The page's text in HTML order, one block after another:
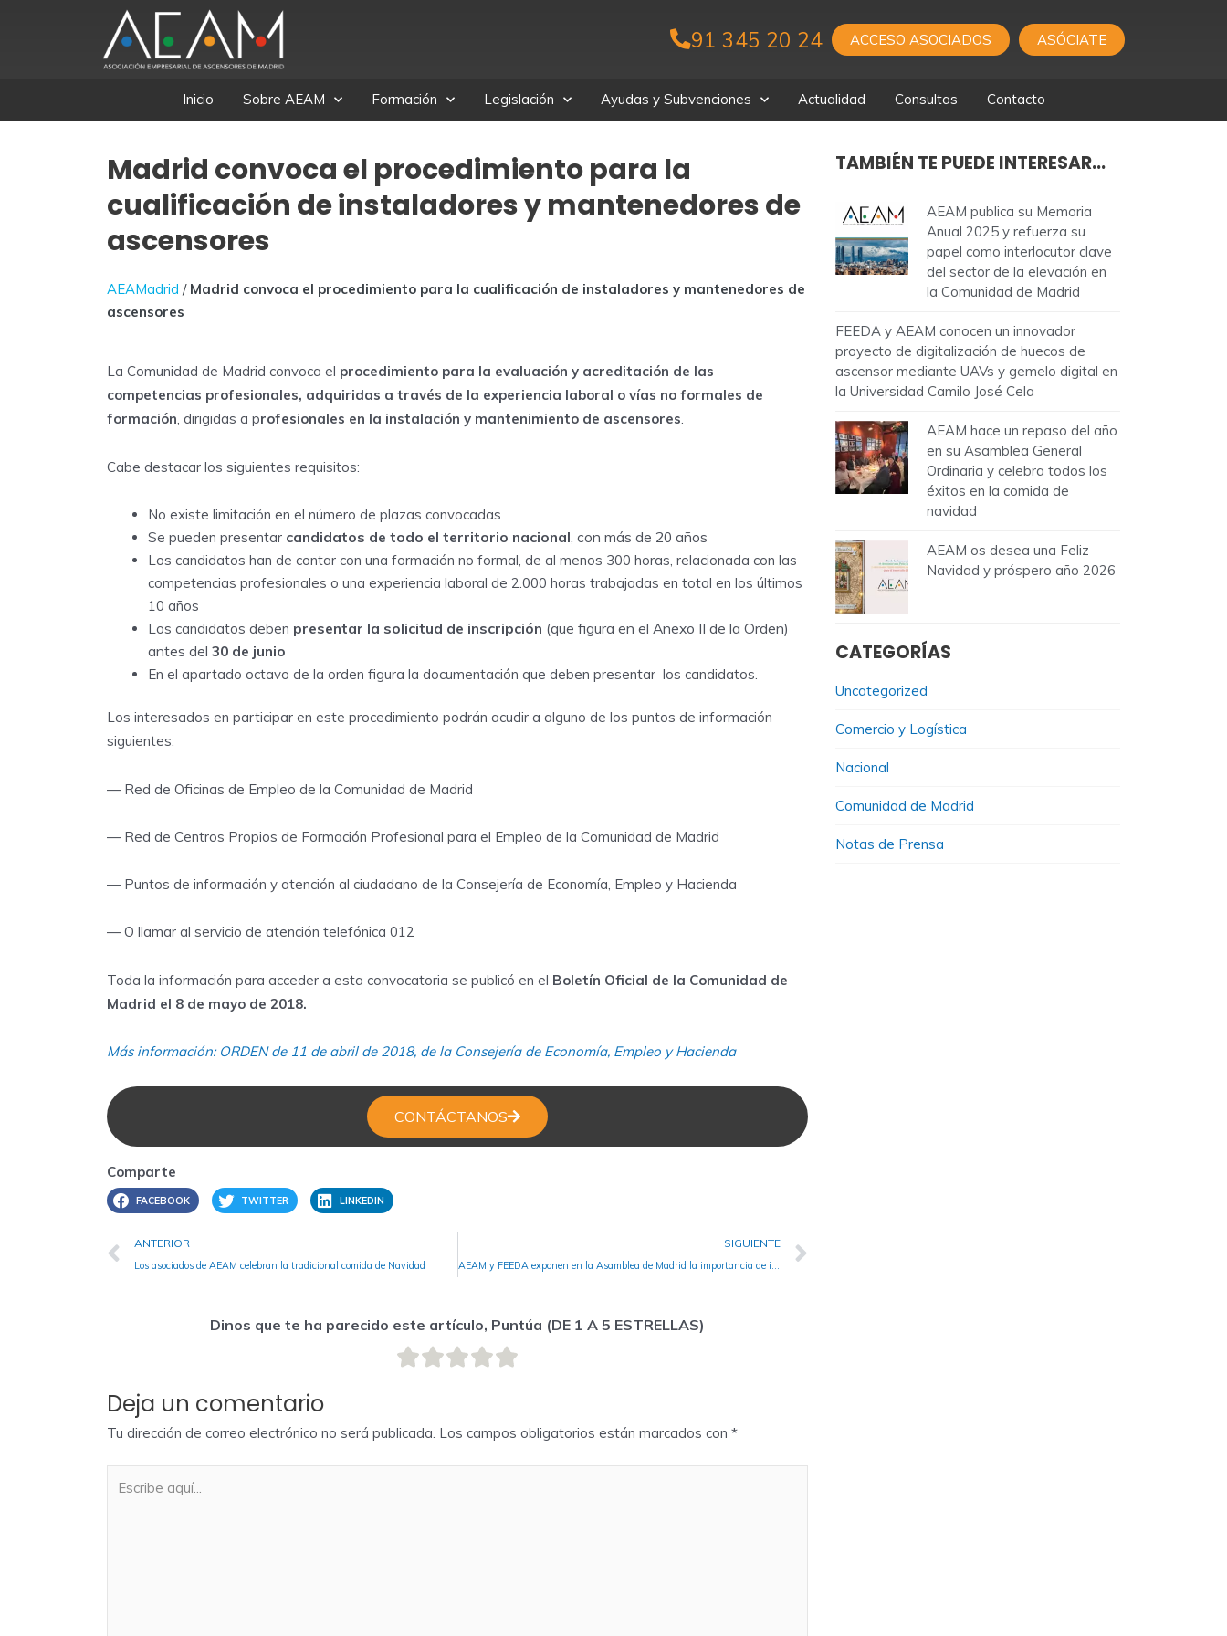
91 345 20 24 ACCESO ASOCIADOS ASÓCIATE
Inicio Sobre AEAM Formación Legislación Ayudas y Subvenciones Actualidad Consultas Contacto
Madrid convoca el procedimiento para la
cualificación de instaladores y mantenedores de
ascensores
AEAMadrid / Madrid convoca el procedimiento para la cualificación de instaladores y mantenedores de
ascensores
La Comunidad de Madrid convoca el procedimiento para la evaluación y acreditación de las
competencias profesionales, adquiridas a través de la experiencia laboral o vías no formales de
formación, dirigidas a profesionales en la instalación y mantenimiento de ascensores.
Cabe destacar los siguientes requisitos:
No existe limitación en el número de plazas convocadas
Se pueden presentar candidatos de todo el territorio nacional , con más de 20 años
Los candidatos han de contar con una formación no formal, de al menos 300 horas, relacionada con las
competencias profesionales o una experiencia laboral de 2.000 horas trabajadas en total en los últimos
10 años
Los candidatos deben presentar la solicitud de inscripción (que figura en el Anexo II de la Orden)
antes del 30 de junio
En el apartado octavo de la orden figura la documentación que deben presentar los candidatos.
Los interesados en participar en este procedimiento podrán acudir a alguno de los puntos de información
siguientes:
— Red de Oficinas de Empleo de la Comunidad de Madrid
— Red de Centros Propios de Formación Profesional para el Empleo de la Comunidad de Madrid
— Puntos de información y atención al ciudadano de la Consejería de Economía, Empleo y Hacienda
— O llamar al servicio de atención telefónica 012
Toda la información para acceder a esta convocatoria se publicó en el Boletín Oficial de la Comunidad de
Madrid el 8 de mayo de 2018.
Más información: ORDEN de 11 de abril de 2018, de la Consejería de Economía, Empleo y Hacienda
CONTÁCTANOS
Comparte
FACEBOOK TWITTER LINKEDIN
Ant
ANTERIOR
Los asociados de AEAM celebran la tradicional comida de Navidad
SIGUIENTE
AEAM y FEEDA exponen en la Asamblea de Madrid la importancia de impulsar medidas de seguridad en los ascensores
Dinos que te ha parecido este artículo, Puntúa (DE 1 A 5 ESTRELLAS)
Deja un comentario
Tu dirección de correo electrónico no será publicada. Los campos obligatorios están marcados con *
aquí...
TAMBIÉN TE PUEDE INTERESAR...
AEAM publica su Memoria
Anual 2025 y refuerza su
papel como interlocutor clave
del sector de la elevación en
la Comunidad de Madrid
FEEDA y AEAM conocen un innovador
proyecto de digitalización de huecos de
ascensor mediante UAVs y gemelo digital en
la Universidad Camilo José Cela
AEAM hace un repaso del año
en su Asamblea General
Ordinaria y celebra todos los
éxitos en la comida de
navidad
AEAM os desea una Feliz
Navidad y próspero año 2026
CATEGORÍAS
Uncategorized
Comercio y Logística
Nacional
Comunidad de Madrid
Notas de Prensa